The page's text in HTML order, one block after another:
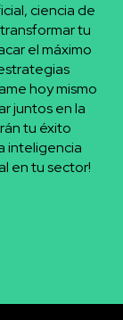
ciencia de
tu
el máximo
hoy mismo
juntos en la
tu éxito
inteligencia
en tu sector!